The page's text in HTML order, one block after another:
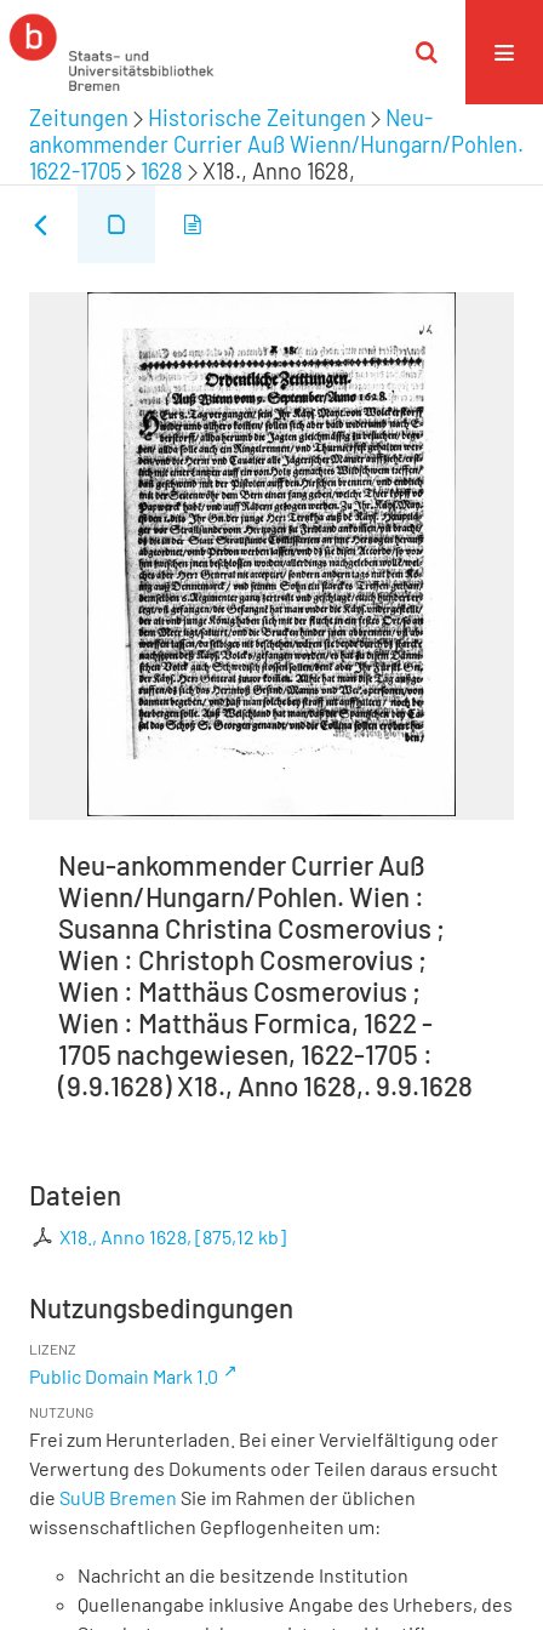
Zeitungen Historische Zeitungen
Neu-
ankommender Currier Auß Wienn/Hungarn/Pohlen.
1622-1705
1628 X18., Anno 1628,
Neu-ankommender Currier Auß
Wienn/Hungarn/Pohlen. Wien :
Susanna Christina Cosmerovius ;
Wien : Christoph Cosmerovius ;
Wien : Matthäus Cosmerovius ;
Wien : Matthäus Formica, 1622 -
1705 nachgewiesen, 1622-1705 :
(9.9.1628) X18., Anno 1628,. 9.9.1628
Dateien
X18., Anno 1628, [875,12 kb]
Nutzungsbedingungen
LIZENZ
Public Domain Mark 1.0
NUTZUNG
Frei zum Herunterladen. Bei einer Vervielfältigung oder
Verwertung des Dokuments oder Teilen daraus ersucht
die SuUB Bremen Sie im Rahmen der üblichen
wissenschaftlichen Gepflogenheiten um:
Nachricht an die besitzende Institution
Quellenangabe inklusive Angabe des Urhebers, des